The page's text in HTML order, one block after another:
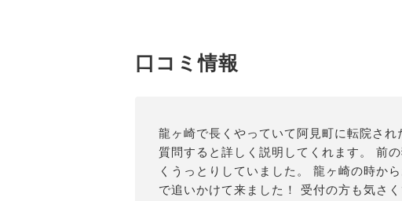
口コミ情報
龍ヶ崎で長くやっていて阿見町に転院さ
質問すると詳しく説明してくれます。 前
くうっとりしていました。 龍ヶ崎の時か
で追いかけて来ました！ 受付の方も気さ